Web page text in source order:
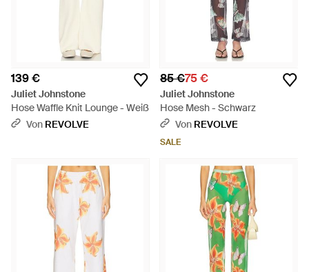
139 €
Juliet Johnstone
Hose Waffle Knit Lounge - Weiß
Von REVOLVE
85 €75 €
Juliet Johnstone
Hose Mesh - Schwarz
Von REVOLVE
SALE